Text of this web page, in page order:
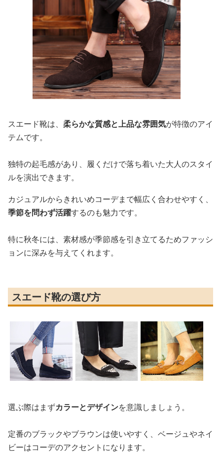
スエード靴は、 柔らかな質感と上品な雰囲気が特徴のアイ
テムです。
独特の起毛感があり、履くだけで落ち着いた大人のスタイ
ルを演出できます。
カジュアルからきれいめコーデまで幅広く合わせやすく、
季節を問わず活躍するのも魅力です。
特に秋冬には、素材感が季節感を引き立てるためファッシ
ョンに深みを与えてくれます。
スエード靴の選び方
選ぶ際はまずカラーとデザインを意識しましょう。
定番のブラックやブラウンは使いやすく、ベージュやネイ
ビーはコーデのアクセントになります。